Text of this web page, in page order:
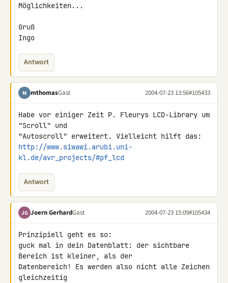
Möglichkeiten...
Gruß
Ingo
Antwort
M mthomasGast 2004-07-23 13:56#105433
Habe vor einiger Zeit P. Fleurys LCD-Library um
"Scroll" und
http://www.siwawi.arubi.uni-
kl.de/avr_projects/#pf_lcd
Antwort
JG Joern GerhardGast 2004-07-23 15:09#105434
Prinzipiell geht es so:
guck mal in dein Datenblatt: der sichtbare
Bereich ist kleiner, als der
Datenbereich! Es werden also nicht alle Zeichen
gleichzeitig